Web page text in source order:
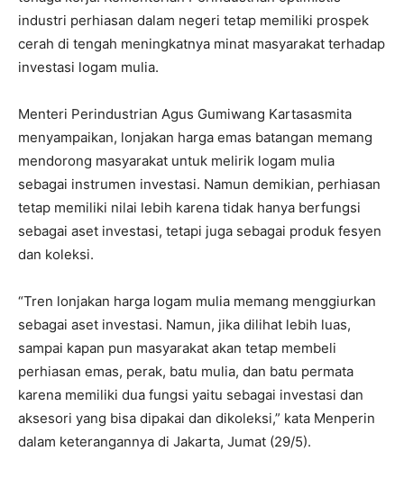
industri perhiasan dalam negeri tetap memiliki prospek
cerah di tengah meningkatnya minat masyarakat terhadap
investasi logam mulia.
Menteri Perindustrian Agus Gumiwang Kartasasmita
menyampaikan, lonjakan harga emas batangan memang
mendorong masyarakat untuk melirik logam mulia
sebagai instrumen investasi. Namun demikian, perhiasan
tetap memiliki nilai lebih karena tidak hanya berfungsi
sebagai aset investasi, tetapi juga sebagai produk fesyen
dan koleksi.
“Tren lonjakan harga logam mulia memang menggiurkan
sebagai aset investasi. Namun, jika dilihat lebih luas,
sampai kapan pun masyarakat akan tetap membeli
perhiasan emas, perak, batu mulia, dan batu permata
karena memiliki dua fungsi yaitu sebagai investasi dan
aksesori yang bisa dipakai dan dikoleksi,” kata Menperin
dalam keterangannya di Jakarta, Jumat (29/5).